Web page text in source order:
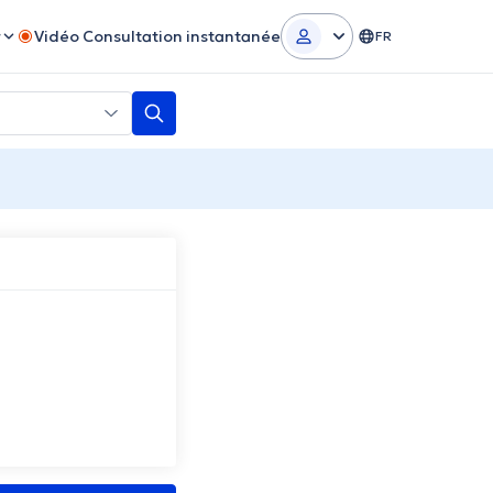
Vidéo Consultation instantanée FR